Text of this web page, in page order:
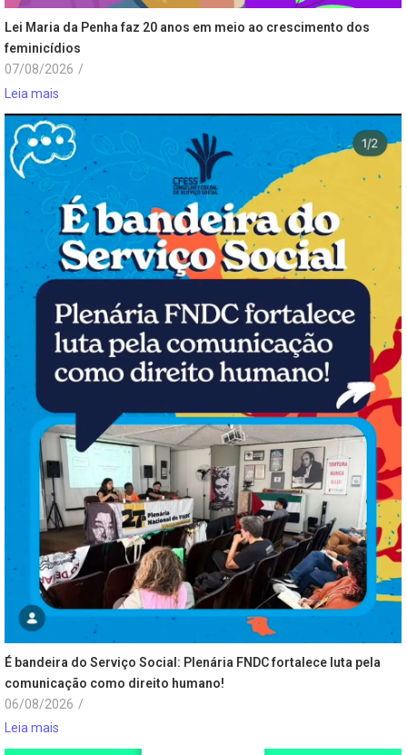
Lei Maria da Penha faz 20 anos em meio ao crescimento dos
feminicídios
07/08/2026 /
Leia mais
É bandeira do Serviço Social: Plenária FNDC fortalece luta pela
comunicação como direito humano!
06/08/2026 /
Leia mais